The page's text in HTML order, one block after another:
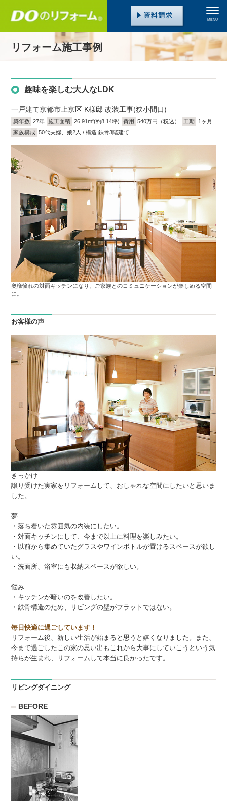
MENU
リフォーム施工事例
趣味を楽しむ大人なLDK
一戸建て京都市上京区 K様邸 改装工事(狭小間口)
築年数 27年 施工面積 26.91m2(約8.14坪) 費用 540万円（税込） 工期
1ヶ月
家族構成 50代夫婦、娘2人 / 構造 鉄骨3階建て
奥様憧れの対面キッチンになり、ご家族とのコミュニケーションが楽しめる空間
に。
お客様の声
きっかけ
譲り受けた実家をリフォームして、おしゃれな空間にしたいと思いま
した。
夢
・落ち着いた雰囲気の内装にしたい。
・対面キッチンにして、今まで以上に料理を楽しみたい。
・以前から集めていたグラスやワインボトルが置けるスペースが欲し
い。
・洗面所、浴室にも収納スペースが欲しい。
悩み
・キッチンが暗いのを改善したい。
・鉄骨構造のため、リビングの壁がフラットではない。
毎日快適に過ごしています！
リフォーム後、新しい生活が始まると思うと嬉くなりました。また、
今まで過ごしたこの家の思い出もこれから大事にしていこうという気
持ちが生まれ、リフォームして本当に良かったです。
リビングダイニング
BEFORE